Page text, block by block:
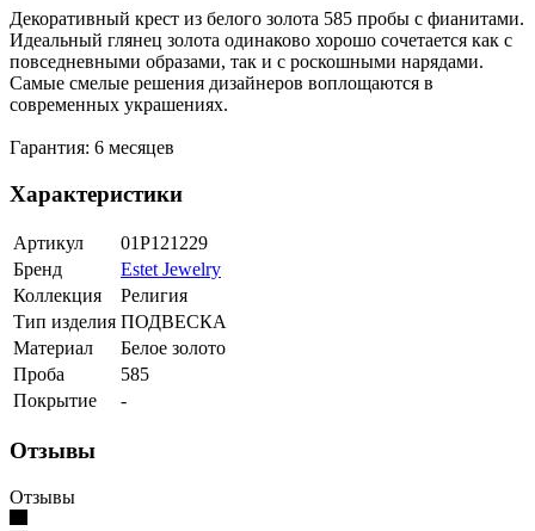
Декоративный крест из белого золота 585 пробы с фианитами.
Идеальный глянец золота одинаково хорошо сочетается как с
повседневными образами, так и с роскошными нарядами.
Самые смелые решения дизайнеров воплощаются в
современных украшениях.
Гарантия: 6 месяцев
Характеристики
Артикул
01Р121229
Бренд
Estet Jewelry
Коллекция
Религия
Тип изделия ПОДВЕСКА
Материал
Белое золото
Проба
585
Покрытие
-
Отзывы
Отзывы